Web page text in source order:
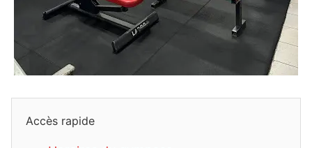
Accès rapide